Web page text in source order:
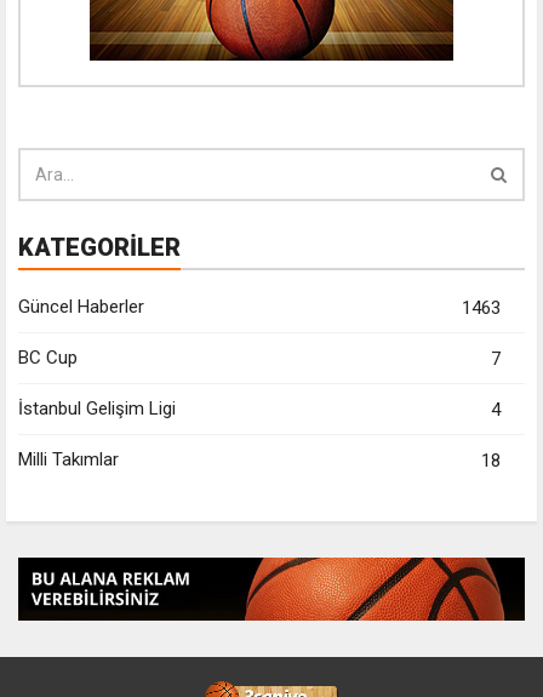
KATEGORİLER
Güncel Haberler 1463
BC Cup 7
İstanbul Gelişim Ligi 4
Milli Takımlar 18